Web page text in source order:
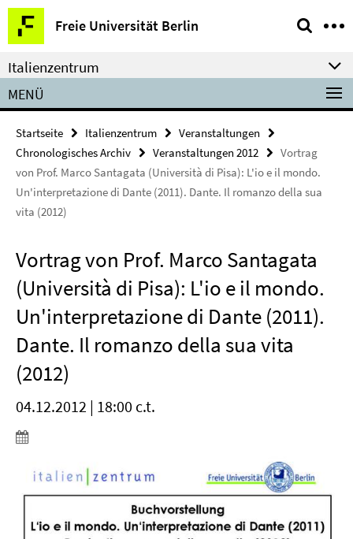
Springe
direkt
zu
Inhalt
Freie Universität Berlin
Service-
Navigation
Italienzentrum
MENÜ
Startseite Italienzentrum
Veranstaltungen
Chronologisches Archiv
Veranstaltungen 2012
Vortrag
von Prof. Marco Santagata (Università di Pisa): L'io e il mondo.
Un'interpretazione di Dante (2011). Dante. Il romanzo della sua
vita (2012)
Vortrag von Prof. Marco Santagata
(Università di Pisa): L'io e il mondo.
Un'interpretazione di Dante (2011).
Dante. Il romanzo della sua vita
(2012)
04.12.2012 | 18:00 c.t.